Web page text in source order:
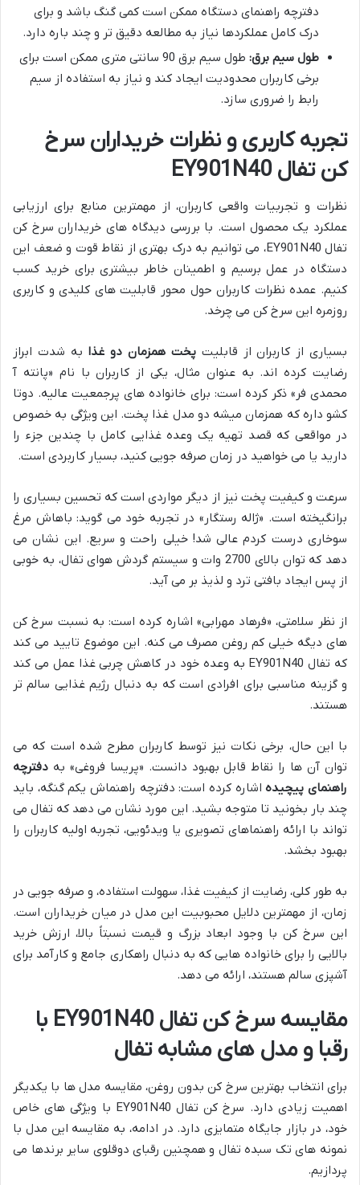
دفترچه راهنمای دستگاه ممکن است کمی گنگ باشد و برای
درک کامل عملکردها نیاز به مطالعه دقیق تر و چند باره دارد.
طول سیم برق:
طول سیم برق 90 سانتی متری ممکن است برای
برخی کاربران محدودیت ایجاد کند و نیاز به استفاده از سیم
رابط را ضروری سازد.
تجربه کاربری و نظرات خریداران سرخ
کن تفال EY901N40
نظرات و تجربیات واقعی کاربران، از مهمترین منابع برای ارزیابی
عملکرد یک محصول است. با بررسی دیدگاه های خریداران سرخ کن
تفال EY901N40، می توانیم به درک بهتری از نقاط قوت و ضعف این
دستگاه در عمل برسیم و اطمینان خاطر بیشتری برای خرید کسب
کنیم. عمده نظرات کاربران حول محور قابلیت های کلیدی و کاربری
روزمره این سرخ کن می چرخد.
بسیاری از کاربران از قابلیتپخت همزمان دو غذا به شدت ابراز
رضایت کرده اند. به عنوان مثال، یکی از کاربران با نام «پانته آ
محمدی فر» ذکر کرده است: برای خانواده های پرجمعیت عالیه. دوتا
کشو داره که همزمان میشه دو مدل غذا پخت. این ویژگی به خصوص
در مواقعی که قصد تهیه یک وعده غذایی کامل با چندین جزء را
دارید یا می خواهید در زمان صرفه جویی کنید، بسیار کاربردی است.
سرعت و کیفیت پخت نیز از دیگر مواردی است که تحسین بسیاری را
برانگیخته است. «ژاله رستگار» در تجربه خود می گوید: باهاش مرغ
سوخاری درست کردم عالی شد! خیلی راحت و سریع. این نشان می
دهد که توان بالای 2700 وات و سیستم گردش هوای تفال، به خوبی
از پس ایجاد بافتی ترد و لذیذ بر می آید.
از نظر سلامتی، «فرهاد مهرابی» اشاره کرده است: به نسبت سرخ کن
های دیگه خیلی کم روغن مصرف می کنه. این موضوع تایید می کند
که تفال EY901N40 به وعده خود در کاهش چربی غذا عمل می کند
و گزینه مناسبی برای افرادی است که به دنبال رژیم غذایی سالم تر
هستند.
با این حال، برخی نکات نیز توسط کاربران مطرح شده است که می
توان آن ها را نقاط قابل بهبود دانست. «پریسا فروغی» به دفترچه
راهنمای پیچیدهاشاره کرده است: دفترچه راهنماش یکم گنگه، باید
چند بار بخونید تا متوجه بشید. این مورد نشان می دهد که تفال می
تواند با ارائه راهنماهای تصویری یا ویدئویی، تجربه اولیه کاربران را
بهبود بخشد.
به طور کلی، رضایت از کیفیت غذا، سهولت استفاده، و صرفه جویی در
زمان، از مهمترین دلایل محبوبیت این مدل در میان خریداران است.
این سرخ کن با وجود ابعاد بزرگ و قیمت نسبتاً بالا، ارزش خرید
بالایی را برای خانواده هایی که به دنبال راهکاری جامع و کارآمد برای
آشپزی سالم هستند، ارائه می دهد.
مقایسه سرخ کن تفال EY901N40 با
رقبا و مدل های مشابه تفال
برای انتخاب بهترین سرخ کن بدون روغن، مقایسه مدل ها با یکدیگر
اهمیت زیادی دارد. سرخ کن تفال EY901N40 با ویژگی های خاص
خود، در بازار جایگاه متمایزی دارد. در ادامه، به مقایسه این مدل با
نمونه های تک سبده تفال و همچنین رقبای دوقلوی سایر برندها می
پردازیم.